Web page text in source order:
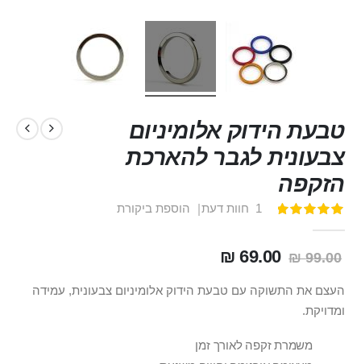
טבעת הידוק אלומיניום
צבעונית לגבר להארכת
הזקפה
דירוג:
1 חוות דעת הוספת ביקורת
99.00 ₪
69.00 ₪
העצם את התשוקה עם טבעת הידוק אלומיניום צבעונית, עמידה
ומדויקת.
משמרת זקפה לאורך זמן